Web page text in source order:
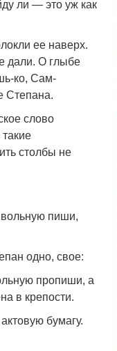
ли — это уж как
ее наверх.
дали. О глыбе
ко, Сам-
Степана.
слово
столбы не
пиши,
одно, свое:
пропиши, а
в крепости.
бумагу.